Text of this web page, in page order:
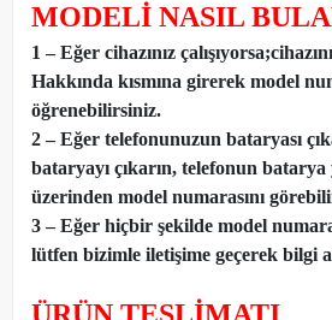
MODELİ NASIL
1 – Eğer cihazınız
Hakkında kısmına girerek model
öğrenebilirsiniz.
2 – Eğer telefonunuzun bataryası
bataryayı çıkarın, telefonun
üzerinden model numarasını
3 – Eğer hiçbir şekilde model
lütfen bizimle iletişime geçerek bilgi